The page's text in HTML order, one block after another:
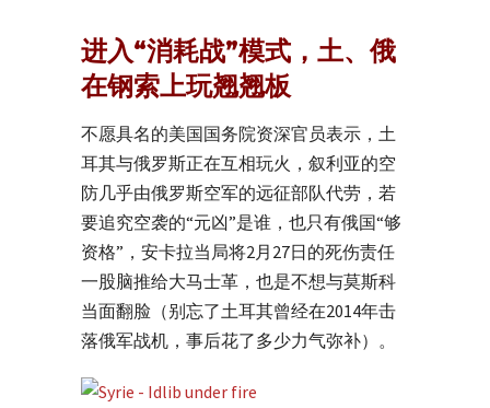
进入“消耗战”模式，土、俄
在钢索上玩翘翘板
不愿具名的美国国务院资深官员表示，土
耳其与俄罗斯正在互相玩火，叙利亚的空
防几乎由俄罗斯空军的远征部队代劳，若
要追究空袭的“元凶”是谁，也只有俄国“够
资格”，安卡拉当局将2月27日的死伤责任
一股脑推给大马士革，也是不想与莫斯科
当面翻脸（别忘了土耳其曾经在2014年击
落俄军战机，事后花了多少力气弥补）。